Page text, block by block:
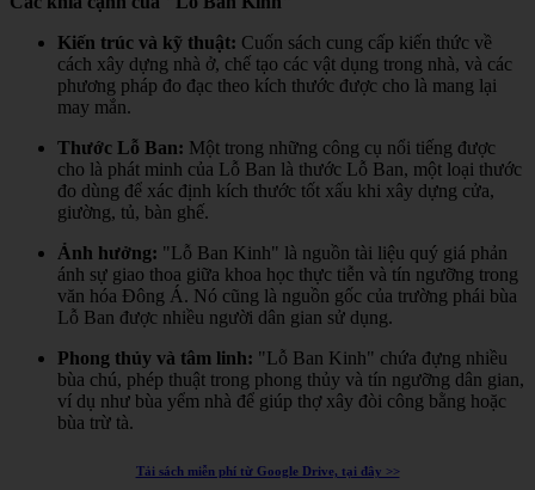
Kiến trúc và kỹ thuật: Cuốn sách cung cấp kiến thức về
cách xây dựng nhà ở, chế tạo các vật dụng trong nhà, và các
phương pháp đo đạc theo kích thước được cho là mang lại
may mắn.
Thước Lỗ Ban: Một trong những công cụ nổi tiếng được
cho là phát minh của Lỗ Ban là thước Lỗ Ban, một loại thước
đo dùng để xác định kích thước tốt xấu khi xây dựng cửa,
giường, tủ, bàn ghế.
Ảnh hưởng: "Lỗ Ban Kinh" là nguồn tài liệu quý giá phản
ánh sự giao thoa giữa khoa học thực tiễn và tín ngưỡng trong
văn hóa Đông Á. Nó cũng là nguồn gốc của trường phái bùa
Lỗ Ban được nhiều người dân gian sử dụng.
Phong thủy và tâm linh: "Lỗ Ban Kinh" chứa đựng nhiều
bùa chú, phép thuật trong phong thủy và tín ngưỡng dân gian,
ví dụ như bùa yểm nhà để giúp thợ xây đòi công bằng hoặc
bùa trừ tà.
Tải sách miễn phí từ Google Drive, tại đây >>